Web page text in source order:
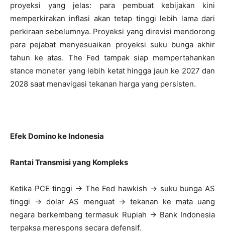
proyeksi yang jelas: para pembuat kebijakan kini
memperkirakan inflasi akan tetap tinggi lebih lama dari
perkiraan sebelumnya. Proyeksi yang direvisi mendorong
para pejabat menyesuaikan proyeksi suku bunga akhir
tahun ke atas. The Fed tampak siap mempertahankan
stance moneter yang lebih ketat hingga jauh ke 2027 dan
2028 saat menavigasi tekanan harga yang persisten.
Efek Domino ke Indonesia
Rantai Transmisi yang Kompleks
Ketika PCE tinggi → The Fed hawkish → suku bunga AS
tinggi → dolar AS menguat → tekanan ke mata uang
negara berkembang termasuk Rupiah → Bank Indonesia
terpaksa merespons secara defensif.